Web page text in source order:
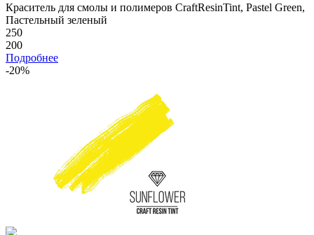
Краситель для смолы и полимеров CraftResinTint, Pastel Green,
Пастельный зеленый
250
200
Подробнее
-20%